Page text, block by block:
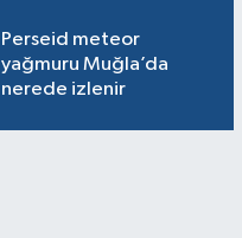
Perseid meteor
yağmuru Muğla’da
nerede izlenir